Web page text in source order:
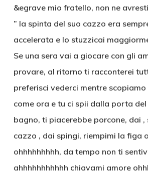
&egrave mio fratello, non ne
” la spinta del suo cazzo era
accelerata e lo stuzzicai
Se una sera vai a giocare con gli
provare, al ritorno ti racconterei
preferisci vederci mentre
come ora e tu ci spii dalla porta del
bagno, ti piacerebbe porcone, dai ,
cazzo , dai spingi, riempimi la figa
ohhhhhhhhh, da tempo non ti
ahhhhhhhhhhh chiavami amore